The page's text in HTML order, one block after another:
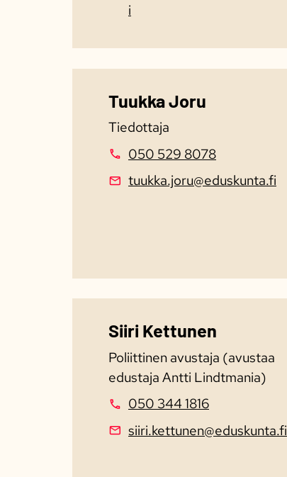
i
Tuukka Joru
Tiedottaja
050 529 8078
tuukka.joru@eduskunta.fi
Siiri Kettunen
Poliittinen avustaja (avustaa
edustaja Antti Lindtmania)
050 344 1816
siiri.kettunen@eduskunta.fi